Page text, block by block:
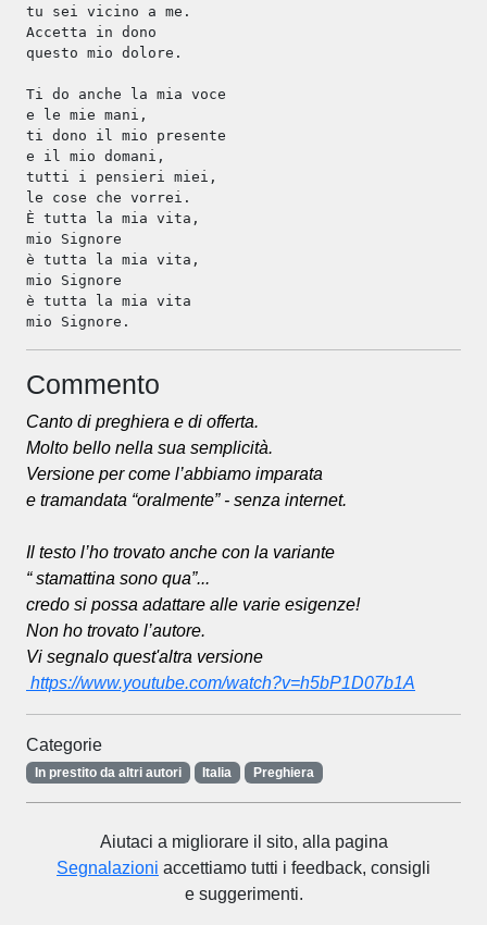
tu sei vicino a me.
Accetta in dono
questo mio dolore.
Ti do anche la mia voce
e le mie mani,
ti dono il mio presente
e il mio domani,
tutti i pensieri miei,
le cose che vorrei.
È tutta la mia vita,
mio Signore
è tutta la mia vita,
mio Signore
è tutta la mia vita
mio Signore.
Commento
Canto di preghiera e di offerta.
Molto bello nella sua semplicità.
Versione per come l’abbiamo imparata
e tramandata “oralmente” - senza internet.
Il testo l’ho trovato anche con la variante
“ stamattina sono qua”...
credo si possa adattare alle varie esigenze!
Non ho trovato l’autore.
Vi segnalo quest'altra versione
https://www.youtube.com/watch?v=h5bP1D07b1A
Categorie
In prestito da altri autori Italia Preghiera
Aiutaci a migliorare il sito, alla pagina
Segnalazioni accettiamo tutti i feedback, consigli
e suggerimenti.